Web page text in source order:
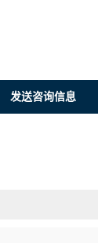
发送咨询信息